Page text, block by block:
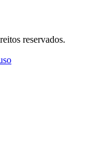
reservados.